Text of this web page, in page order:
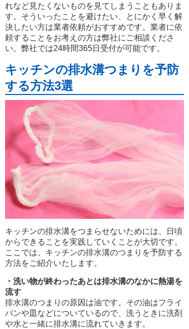
れなど見たくないものを見てしまうこともありま
す。そういったことを避けたい、とにかく早く解
決したい方は業者依頼がおすすめです。業者に依
頼することをお考えの方は弊社にご相談くださ
い。弊社では24時間365日受付が可能です。
キッチンの排水溝つまりを予防
する方法3選
キッチンの排水溝をつまらせないためには、日頃
からできることを実践していくことが大切です。
ここでは、キッチンの排水溝のつまりを予防する
方法をご紹介いたします。
・洗い物が終わったあとは排水溝のなかに熱湯を
流す
排水溝のつまりの原因は油です。その油はフライ
パンや皿などについているので、洗うときに洗剤
や水と一緒に排水溝に流れていきます。